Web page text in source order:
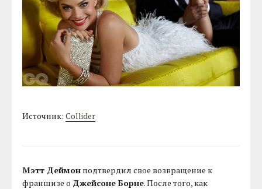
Источник:Collider
Мэтт Деймон подтвердил свое возвращение к
франшизе о Джейсоне Борне. После того, как